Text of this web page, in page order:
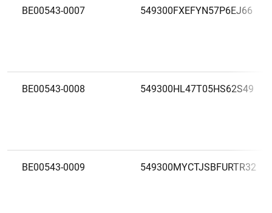
BE00543-0007 549300FXEFYN57P6EJ66
BE00543-0008 549300HL47T05HS62S49
BE00543-0009 549300MYCTJSBFURTR32